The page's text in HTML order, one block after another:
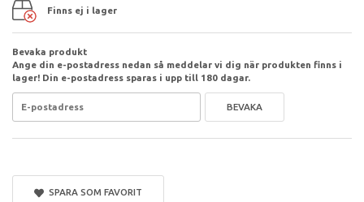
Finns ej i lager
Bevaka produkt
Ange din e-postadress nedan så meddelar vi dig när produkten finns i
lager! Din e-postadress sparas i upp till 180 dagar.
BEVAKA
SPARA SOM FAVORIT